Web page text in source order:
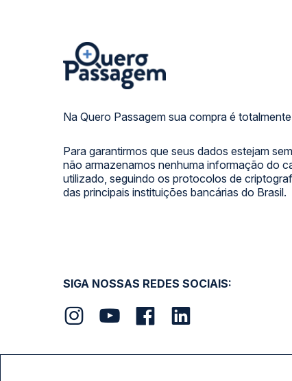
Na Quero Passagem sua compra é
Para garantirmos que seus dados estejam
não armazenamos nenhuma informação do
utilizado, seguindo os protocolos de
das principais instituições bancárias do Brasil.
SIGA NOSSAS REDES SOCIAIS: